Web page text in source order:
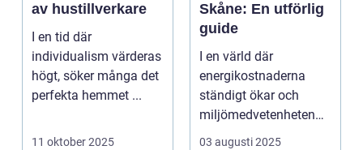
av hustillverkare
I en tid där
individualism värderas
högt, söker många det
perfekta hemmet ...
11 oktober 2025
Skåne: En utförlig
guide
I en värld där
energikostnaderna
ständigt ökar och
miljömedvetenheten
v&aum...
03 augusti 2025